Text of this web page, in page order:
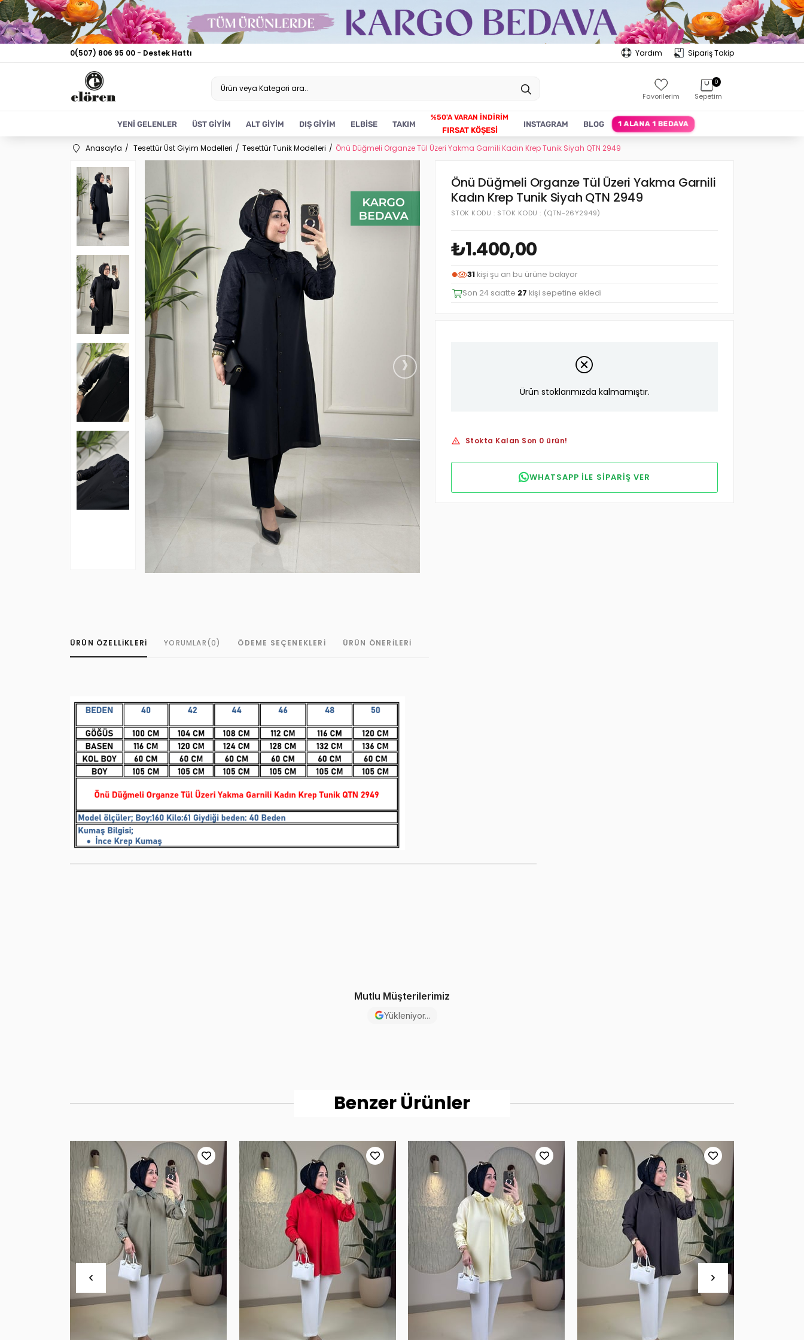
0(507) 806 95 00 - Destek Hattı Yardım Sipariş Takip
Sepetim
0
Favorilerim
YENİ GELENLER ÜST GİYİM ALT GİYİM DIŞ GİYİM ELBİSE TAKIM
FIRSAT KÖŞESİ
INSTAGRAM BLOG 1 ALANA 1 BEDAVA
Anasayfa Tesettür Üst Giyim Modelleri Tesettür Tunik Modelleri Önü Düğmeli Organze Tül Üzeri Yakma Garnili Kadın Krep Tunik Siyah QTN 2949
›
Önü Düğmeli Organze Tül Üzeri Yakma Garnili
Kadın Krep Tunik Siyah QTN 2949
(QTN-26Y2949)
STOK KODU STOK KODU
₺1.400,00
31 kişi şu an bu ürüne bakıyor
Son 24 saatte 27 kişi sepetine ekledi
Ürün stoklarımızda kalmamıştır.
Stokta Kalan Son 0 ürün!
WHATSAPP ILE SIPARIŞ VER
ÜRÜN ÖZELLIKLERI YORUMLAR(0) ÖDEME SEÇENEKLERI ÜRÜN ÖNERILERI
Mutlu Müşterilerimiz
Yükleniyor...
Benzer Ürünler